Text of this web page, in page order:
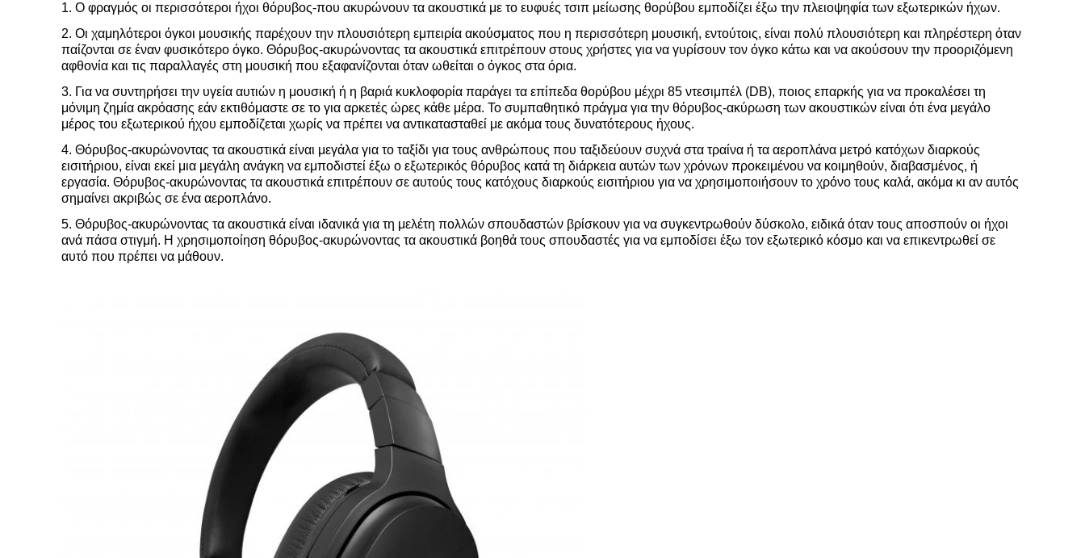
1. Ο φραγμός οι περισσότεροι ήχοι θόρυβος-που ακυρώνουν τα ακουστικά με το ευφυές τσιπ μείωσης θορύβου εμποδίζει έξω την πλειοψηφία των εξωτερικών ήχων.
2. Οι χαμηλότεροι όγκοι μουσικής παρέχουν την πλουσιότερη εμπειρία ακούσματος που η περισσότερη μουσική, εντούτοις, είναι πολύ πλουσιότερη και πληρέστερη όταν
παίζονται σε έναν φυσικότερο όγκο. Θόρυβος-ακυρώνοντας τα ακουστικά επιτρέπουν στους χρήστες για να γυρίσουν τον όγκο κάτω και να ακούσουν την προοριζόμενη
αφθονία και τις παραλλαγές στη μουσική που εξαφανίζονται όταν ωθείται ο όγκος στα όρια.
3. Για να συντηρήσει την υγεία αυτιών η μουσική ή η βαριά κυκλοφορία παράγει τα επίπεδα θορύβου μέχρι 85 ντεσιμπέλ (DB), ποιος επαρκής για να προκαλέσει τη
μόνιμη ζημία ακρόασης εάν εκτιθόμαστε σε το για αρκετές ώρες κάθε μέρα. Το συμπαθητικό πράγμα για την θόρυβος-ακύρωση των ακουστικών είναι ότι ένα μεγάλο
μέρος του εξωτερικού ήχου εμποδίζεται χωρίς να πρέπει να αντικατασταθεί με ακόμα τους δυνατότερους ήχους.
4. Θόρυβος-ακυρώνοντας τα ακουστικά είναι μεγάλα για το ταξίδι για τους ανθρώπους που ταξιδεύουν συχνά στα τραίνα ή τα αεροπλάνα μετρό κατόχων διαρκούς
εισιτήριου, είναι εκεί μια μεγάλη ανάγκη να εμποδιστεί έξω ο εξωτερικός θόρυβος κατά τη διάρκεια αυτών των χρόνων προκειμένου να κοιμηθούν, διαβασμένος, ή
εργασία. Θόρυβος-ακυρώνοντας τα ακουστικά επιτρέπουν σε αυτούς τους κατόχους διαρκούς εισιτήριου για να χρησιμοποιήσουν το χρόνο τους καλά, ακόμα κι αν αυτός
σημαίνει ακριβώς σε ένα αεροπλάνο.
5. Θόρυβος-ακυρώνοντας τα ακουστικά είναι ιδανικά για τη μελέτη πολλών σπουδαστών βρίσκουν για να συγκεντρωθούν δύσκολο, ειδικά όταν τους αποσπούν οι ήχοι
ανά πάσα στιγμή. Η χρησιμοποίηση θόρυβος-ακυρώνοντας τα ακουστικά βοηθά τους σπουδαστές για να εμποδίσει έξω τον εξωτερικό κόσμο και να επικεντρωθεί σε
αυτό που πρέπει να μάθουν.